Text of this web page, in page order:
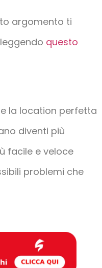
argomento ti
questo
la location perfetta
diventi più
facile e veloce
problemi che